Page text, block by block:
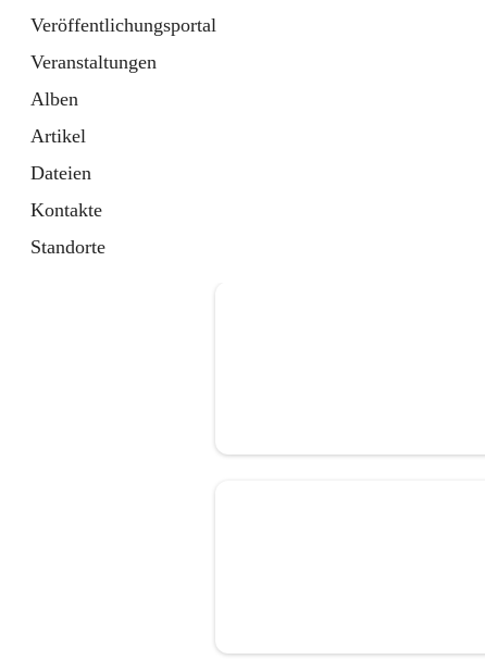
Veröffentlichungsportal
Veranstaltungen
Alben
Artikel
Dateien
Kontakte
Standorte